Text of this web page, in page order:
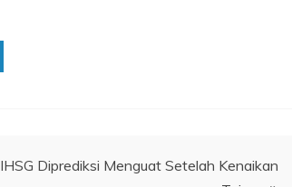
IHSG Diprediksi Menguat Setelah Kenaikan